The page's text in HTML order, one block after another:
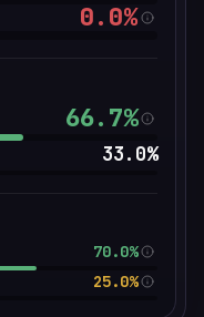
0.0%
66.7%
33.0%
70.0%
25.0%